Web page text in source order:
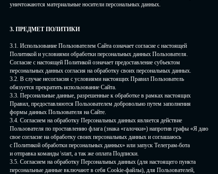
уничтожаются материальные носители персональных данных.
3. ПРЕДМЕТ ПОЛИТИКИ
3.1. Использование Пользователем Сайта означает согласие с настоящей
Политикой и условиями обработки персональных данных Пользователя.
Согласие с настоящей Политикой означает предоставление субъектом
персональных данных согласия на обработку своих персональных данных.
3.2. В случае несогласия с условиями настоящих Правил Пользователь
обязуется прекратить использование Сайта.
3.3. Персональные данные, разрешенные к обработке в рамках настоящих
Правил, предоставляются Пользователем добровольно путем заполнения
формы данных Пользователя на Сайте.
3.4. Согласием на обработку Персональных данных является действие
Пользователя по проставлению флага (знака «галочки») напротив графы «Я даю
свое согласие на обработку своих персональных данных и соглашаюсь
с Политикой обработки персональных данных» или запуск Телеграм-бота
и отправка команды \start, а так же оплата Подписки.
3.5. Согласием на обработку Персональных данных (для настоящего пункта
персональные данные включают в себя Cookie-файлы), для Пользователей,